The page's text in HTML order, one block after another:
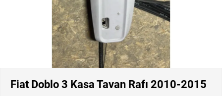
Fiat Doblo 3 Kasa Tavan Rafı 2010-2015